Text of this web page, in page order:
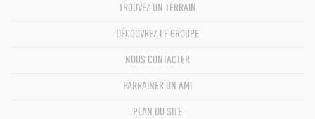
TROUVEZ UN TERRAIN
DÉCOUVREZ LE GROUPE
NOUS CONTACTER
PARRAINER UN AMI
PLAN DU SITE